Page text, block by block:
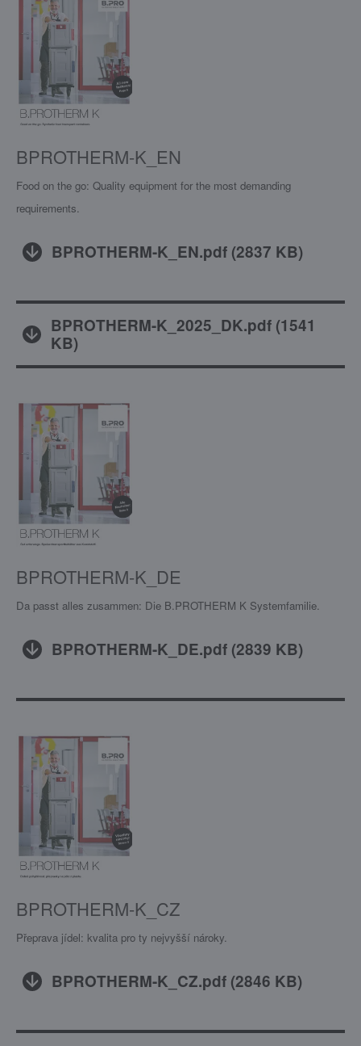
BPROTHERM-K_EN
Food on the go: Quality equipment for the most demanding
requirements.
BPROTHERM-K_EN.pdf (2837 KB)
BPROTHERM-K_2025_DK.pdf(1541
KB)
BPROTHERM-K_DE
Da passt alles zusammen: Die B.PROTHERM K Systemfamilie.
BPROTHERM-K_DE.pdf (2839 KB)
BPROTHERM-K_CZ
Přeprava jídel: kvalita pro ty nejvyšší nároky.
BPROTHERM-K_CZ.pdf (2846 KB)